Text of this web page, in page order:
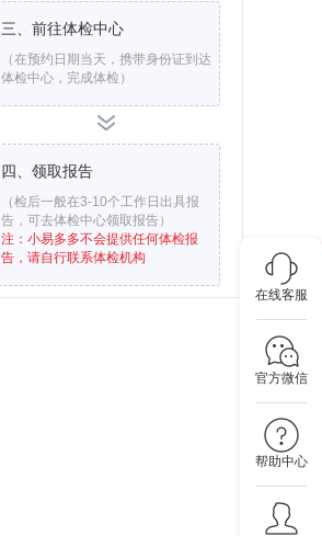
在线客服
官方微信
帮助中心
三、前往体检中心
（在预约日期当天，携带身份证到达
体检中心，完成体检）
四、领取报告
（检后一般在3-10个工作日出具报
告，可去体检中心领取报告）
注：小易多多不会提供任何体检报
告，请自行联系体检机构